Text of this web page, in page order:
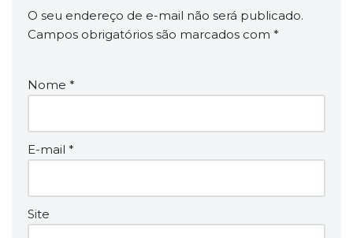
O seu endereço de e-mail não será publicado.
Campos obrigatórios são marcados com *
Nome *
E-mail *
Site